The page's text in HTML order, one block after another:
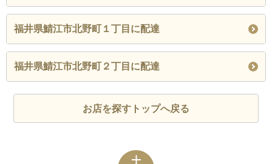
福井県鯖江市北野町１丁目に配達
福井県鯖江市北野町２丁目に配達
お店を探すトップへ戻る